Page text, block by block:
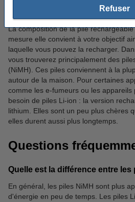
Refuser
La composition de la pile
mesure elle convient à votre objectif
laquelle vous pouvez la recharger.
vous trouverez principalement des
(NiMH). Ces piles conviennent à la
autour de la maison. Pour certaines
comme les e-fumeurs ou les
besoin de piles Li-ion : la version
lithium. Elles sont un peu plus chères
elles durent aussi plus longtemps.
Questions
Quelle est la différence entre les
En général, les piles NiMH sont plus
d'énergie en peu de temps. Les piles